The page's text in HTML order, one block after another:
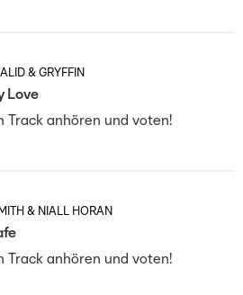
& GRYFFIN
Love
Track anhören und voten!
& NIALL HORAN
Track anhören und voten!